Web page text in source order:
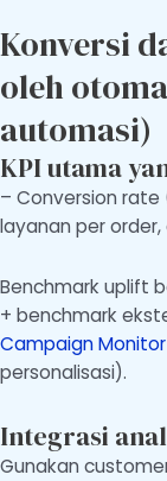
Konversi
oleh
automasi)
KPI utama
– Conversion
layanan per
Benchmark uplift
+ benchmark
Campaign Monitor
personalisasi).
Integrasi
Gunakan